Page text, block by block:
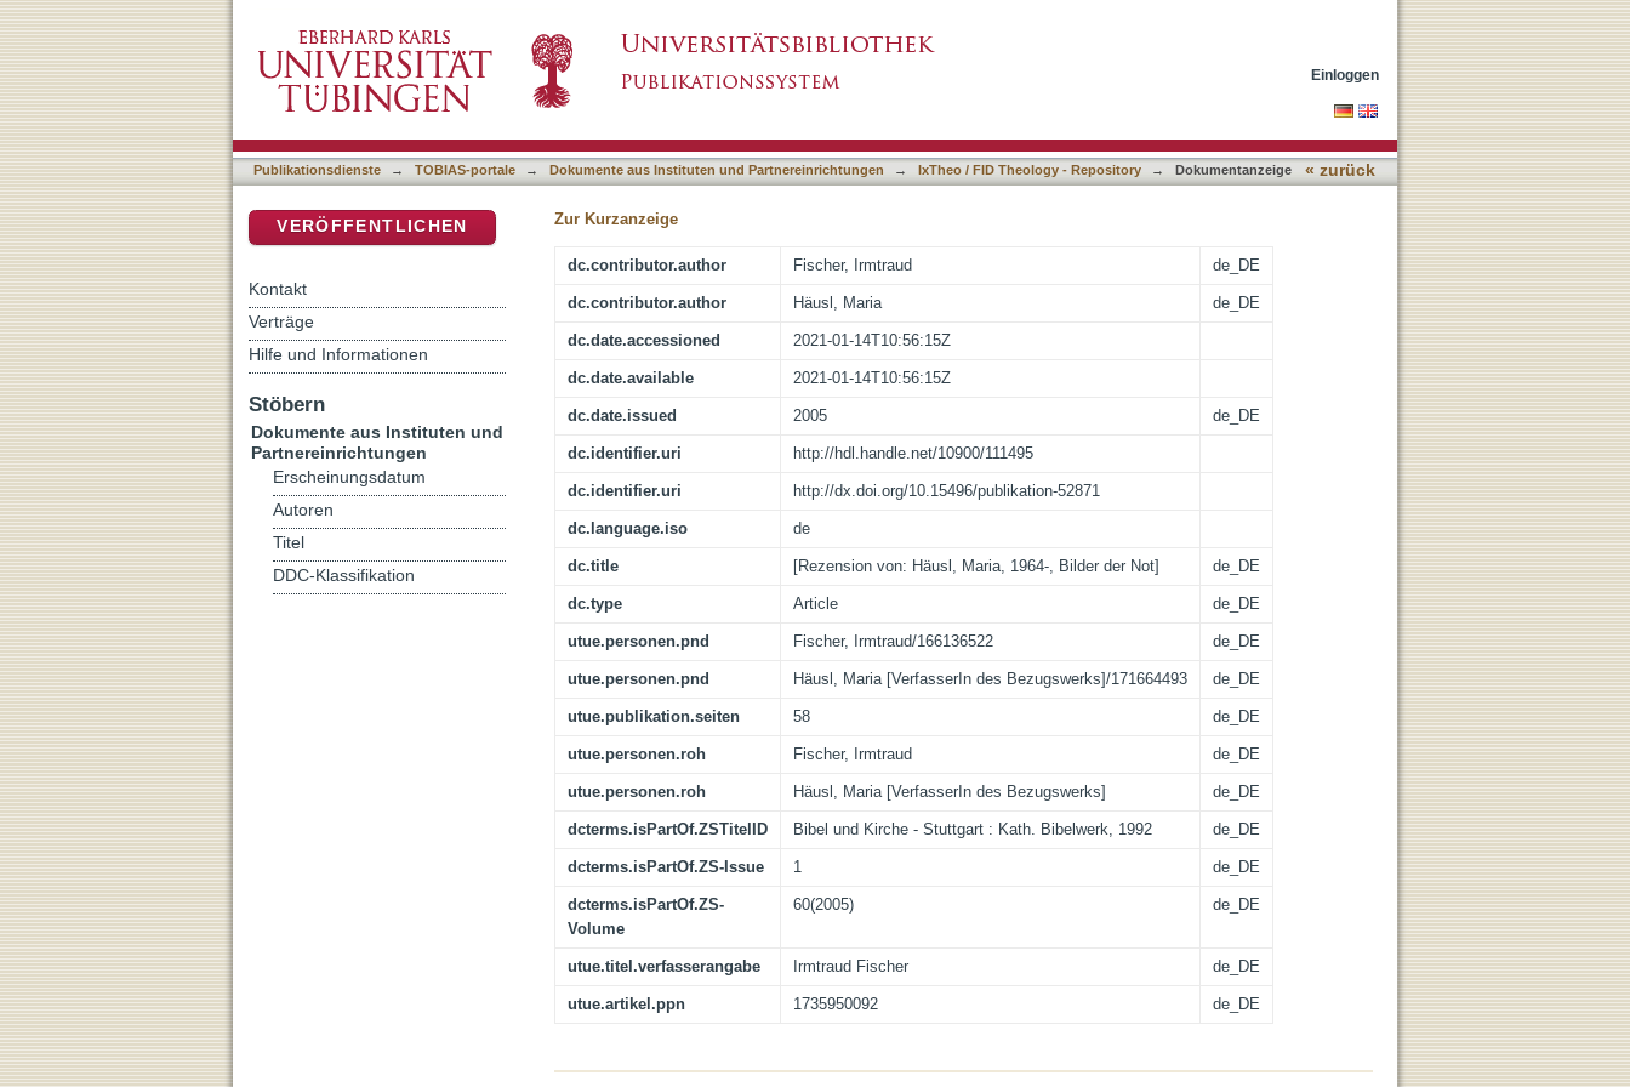
Einloggen
Publikationsdienste → TOBIAS-portale → Dokumente aus Instituten und Partnereinrichtungen → IxTheo / FID Theology - Repository → Dokumentanzeige « zurück
Zur Kurzanzeige
dc.contributor.author Fischer, Irmtraud de_DE
dc.contributor.author Häusl, Maria de_DE
dc.date.accessioned 2021-01-14T10:56:15Z
dc.date.available 2021-01-14T10:56:15Z
dc.date.issued 2005 de_DE
dc.identifier.uri http://hdl.handle.net/10900/111495
dc.identifier.uri http://dx.doi.org/10.15496/publikation-52871
dc.language.iso de
dc.title [Rezension von: Häusl, Maria, 1964-, Bilder der Not] de_DE
dc.type Article de_DE
utue.personen.pnd Fischer, Irmtraud/166136522 de_DE
utue.personen.pnd Häusl, Maria [VerfasserIn des Bezugswerks]/171664493 de_DE
utue.publikation.seiten 58 de_DE
utue.personen.roh Fischer, Irmtraud de_DE
utue.personen.roh Häusl, Maria [VerfasserIn des Bezugswerks] de_DE
dcterms.isPartOf.ZSTitelID Bibel und Kirche - Stuttgart : Kath. Bibelwerk, 1992 de_DE
dcterms.isPartOf.ZS-Issue 1 de_DE
dcterms.isPartOf.ZS-
Volume
60(2005) de_DE
utue.titel.verfasserangabe Irmtraud Fischer de_DE
utue.artikel.ppn 1735950092 de_DE
VERÖFFENTLICHEN
Kontakt
Verträge
Hilfe und Informationen
Stöbern
Dokumente aus Instituten und
Partnereinrichtungen
Erscheinungsdatum
Autoren
Titel
DDC-Klassifikation